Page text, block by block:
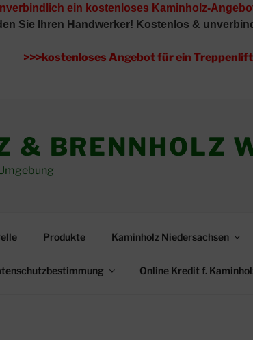
ein kostenloses Kaminholz-
Sie Ihren Handwerker! Kostenlos &
>>>kostenloses Angebot für ein
& BRENNHOLZ
Produkte Kaminholz Niedersachsen
Online Kredit f.